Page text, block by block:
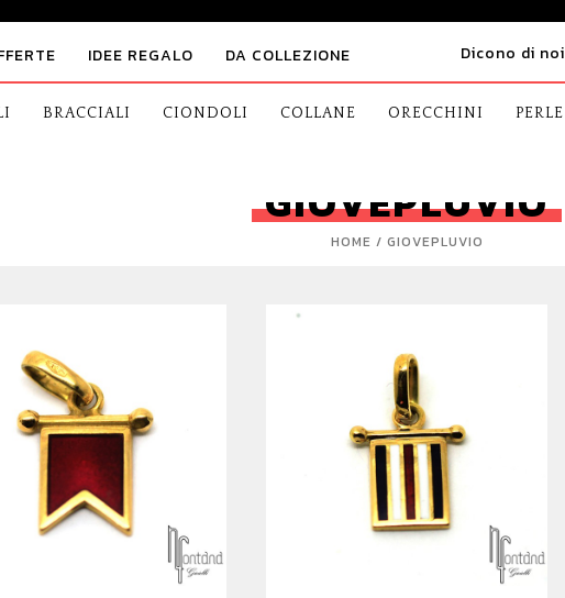
Dicono di noi
IDEE REGALO DA COLLEZIONE
BRACCIALI CIONDOLI COLLANE ORECCHINI PERLE
GIOVEPLUVIO
HOME GIOVEPLUVIO